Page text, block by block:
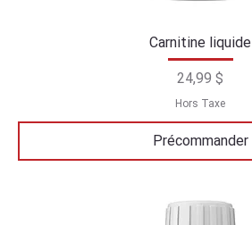
Carnitine liquide
Prix
24,99 $
Hors Taxe
Précommander